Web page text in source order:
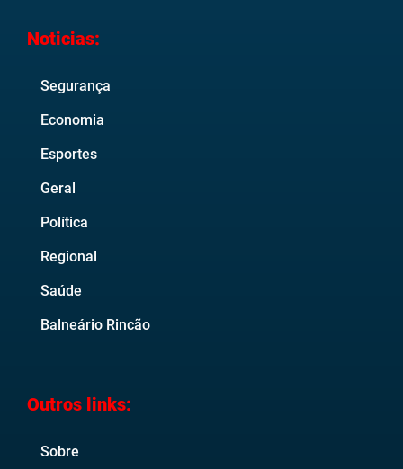
Noticias:
Segurança
Economia
Esportes
Geral
Política
Regional
Saúde
Balneário Rincão
Outros links:
Sobre